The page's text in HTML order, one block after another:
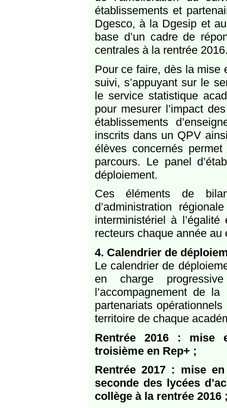
établissements et
Dgesco, à la Dgesip et
base d’un cadre de
centrales à la rentrée
Pour ce faire, dès la
suivi, s’appuyant sur le
le service statistique
pour mesurer l’impact
établissements
inscrits dans un QPV
élèves concernés
parcours. Le panel
déploiement.
Ces éléments de
d’administration
interministériel à
recteurs chaque année au
4. Calendrier de
Le calendrier de
en charge
l’accompagnement de
partenariats
territoire de chaque
Rentrée 2016 : mise
troisième en Rep+ ;
Rentrée 2017 : mise
seconde des lycées
collège à la rentrée 2016